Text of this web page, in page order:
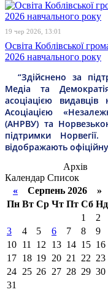
19 чер 2026, 13:01
Освіта Коблівської
2026 навчального року
“Здійснено за
Медіа та
асоціацією
Асоціацією
(АНРВУ) та
підтримки
відображають
Архів
Календар Список
« Серпень 2026 »
Пн Вт Ср Чт Пт Сб Нд
1
2
3
4 5 6 7 8
9
10 11 12 13 14 15 16
17 18 19 20 21 22 23
24 25 26 27 28 29 30
31